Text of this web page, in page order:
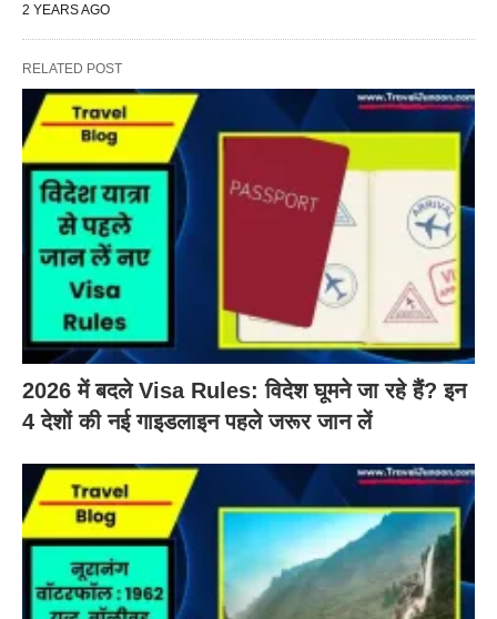
2 YEARS AGO
RELATED POST
2026 में बदले Visa Rules: विदेश घूमने जा रहे हैं? इन
4 देशों की नई गाइडलाइन पहले जरूर जान लें